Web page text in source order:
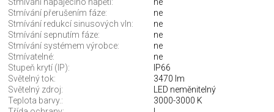
Stmívání napájecího napětí:
ne
Stmívání přerušením fáze:
ne
Stmívání redukcí sinusových vln:
ne
Stmívání sepnutím fáze:
ne
Stmívání systémem výrobce:
ne
Stmívatelné:
ne
Stupeň krytí (IP):
IP66
Světelný tok:
3470 lm
Světelný zdroj:
LED neměnitelný
Teplota barvy.:
3000-3000 K